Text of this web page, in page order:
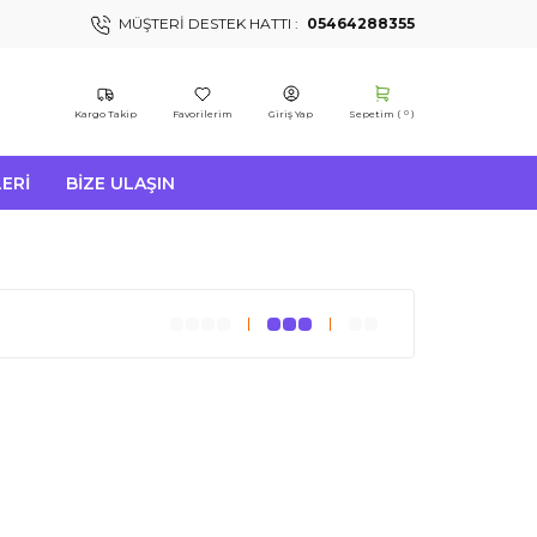
MÜŞTERI DESTEK HATTI : 05464288355
Kargo Takip Favorilerim Giriş Yap Sepetim ( 0 )
BIZE ULAŞIN